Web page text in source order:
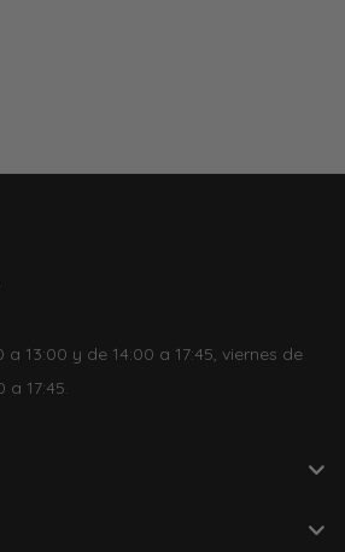
13:00 y de 14:00 a 17:45, viernes de
a 17:45.